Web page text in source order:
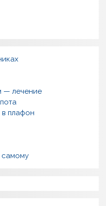
— лечение
плафон
самому